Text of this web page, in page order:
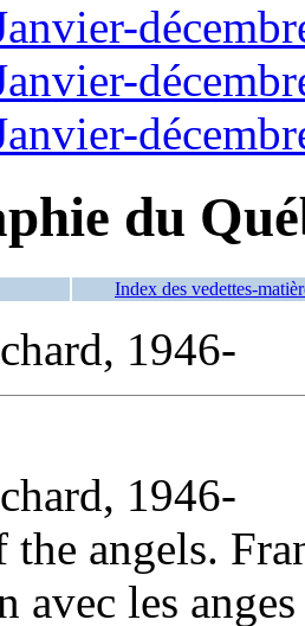
du
Index des vedettes-
1946-
1946-
angels.
avec les